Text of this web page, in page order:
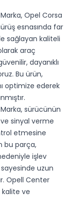
Opel Corsa
esnasında far
sağlayan kaliteli
araç
dayanıklı
Bu ürün,
optimize ederek
sürücünün
sinyal verme
etmesine
bu parça,
işlev
uzun
Opell Center
ve